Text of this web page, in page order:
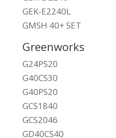
GEK-E2240L
GMSH 40+ SET
Greenworks
G24PS20
G40CS30
G40PS20
GCS1840
GCS2046
GD40CS40